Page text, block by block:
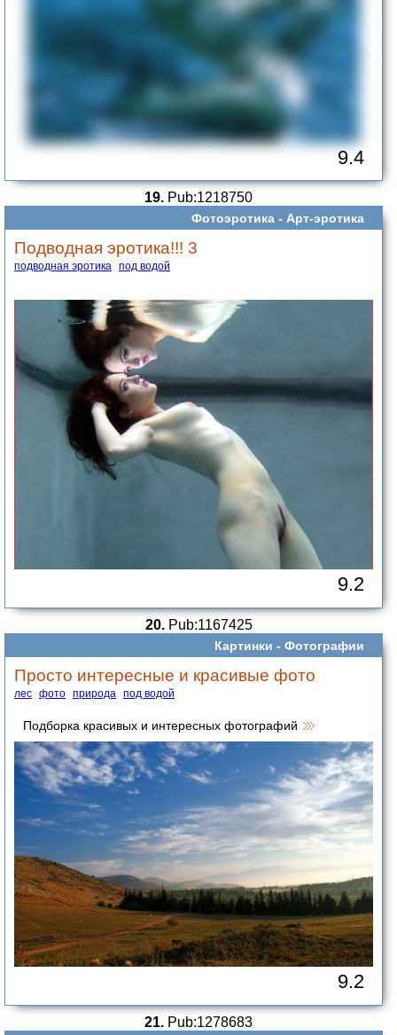
9.4
19. Pub:1218750
Фотоэротика - Арт-эротика
Подводная эротика!!! 3
подводная эротика под водой
9.2
20.Pub:1167425
Картинки - Фотографии
Просто интересные и красивые фото
лес фото природа под водой
Подборка красивых и интересных фотографий
9.2
21. Pub:1278683